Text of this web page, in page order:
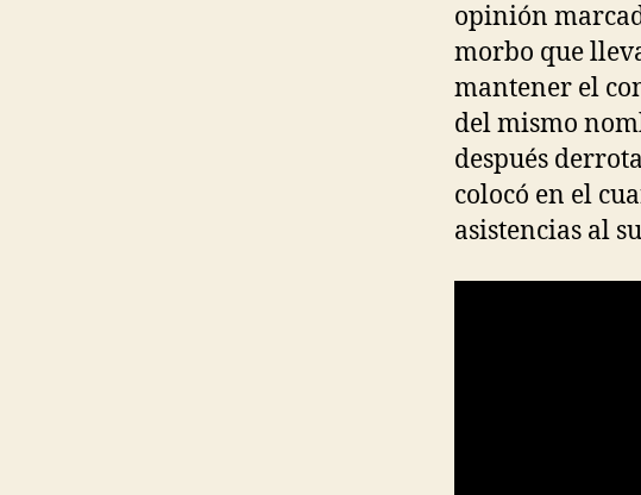
opinión
morbo que
mantener el
del mismo
después
colocó en el
asistencias al